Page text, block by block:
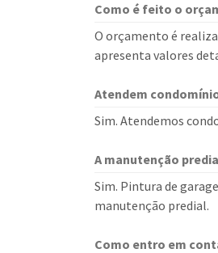
Como é feito o
O orçamento é
apresenta valores
Atendem
Sim. Atendemos
A manutenção
Sim. Pintura de
manutenção predial.
Como entro em